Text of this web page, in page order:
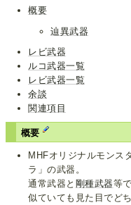
概要
辿異武器
レビ武器
ルコ武器一覧
レビ武器一覧
余談
関連項目
概要
MHFオリジナルモンス
ラ」の武器。
通常武器と 剛種武器等
似ていても見た目でど